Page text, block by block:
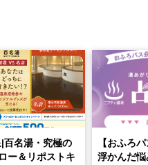
百名湯・究極の
ー＆リポストキ
【おふろ
浮かんだ